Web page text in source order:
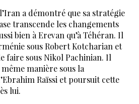
a démontré que sa stratégie
transcende les changements
bien à Erevan qu’à Téhéran. Il
sous Robert Kotcharian et
faire sous Nikol Pachinian. Il
manière sous la
Raïssi et poursuit cette
lui.